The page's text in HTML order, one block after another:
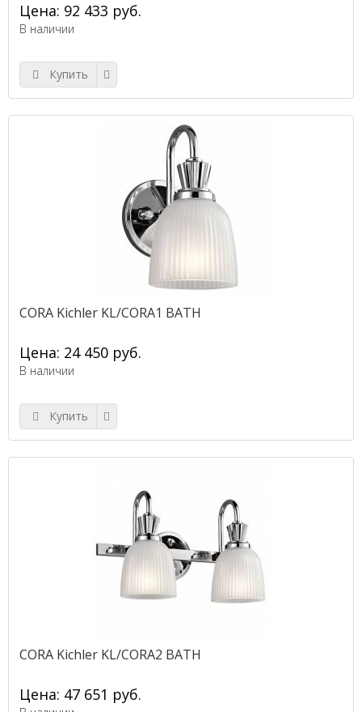
Цена: 92 433 руб.
В наличии
Купить
CORA Kichler KL/CORA1 BATH
Цена: 24 450 руб.
В наличии
Купить
CORA Kichler KL/CORA2 BATH
Цена: 47 651 руб.